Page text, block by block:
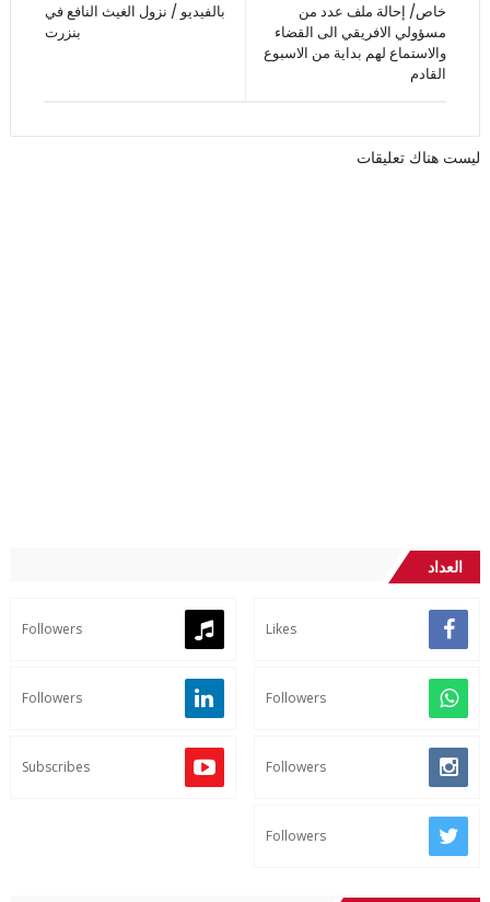
بالفيديو / نزول الغيث النافع في
بنزرت
خاص/ إحالة ملف عدد من
مسؤولي الافريقي الى القضاء
والاستماع لهم بداية من الاسبوع
القادم
ليست هناك تعليقات
العداد
Likes
Followers
Followers
Followers
Followers
Subscribes
Followers